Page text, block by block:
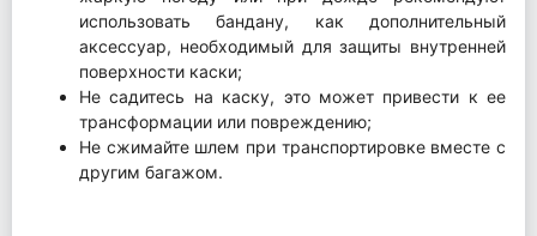
использовать бандану, как дополнительный
аксессуар, необходимый для защиты внутренней
поверхности каски;
Не садитесь на каску, это может привести к ее
трансформации или повреждению;
Не сжимайте шлем при транспортировке вместе с
другим багажом.